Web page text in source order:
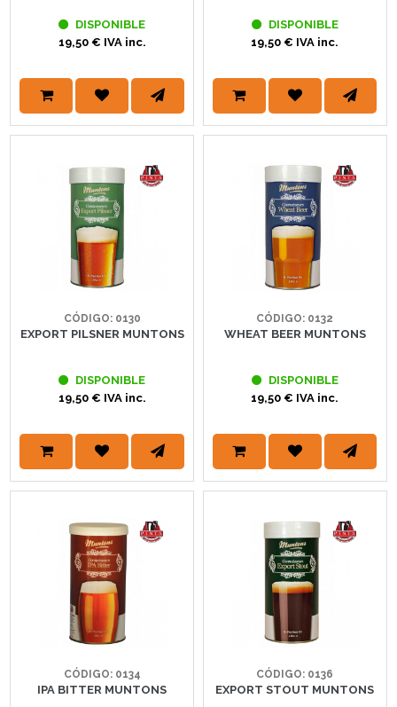
DISPONIBLE
19,50 € IVA inc.
DISPONIBLE
19,50 € IVA inc.
CÓDIGO: 0130
EXPORT PILSNER MUNTONS
DISPONIBLE
19,50 € IVA inc.
CÓDIGO: 0132
WHEAT BEER MUNTONS
DISPONIBLE
19,50 € IVA inc.
CÓDIGO: 0134
IPA BITTER MUNTONS
CÓDIGO: 0136
EXPORT STOUT MUNTONS